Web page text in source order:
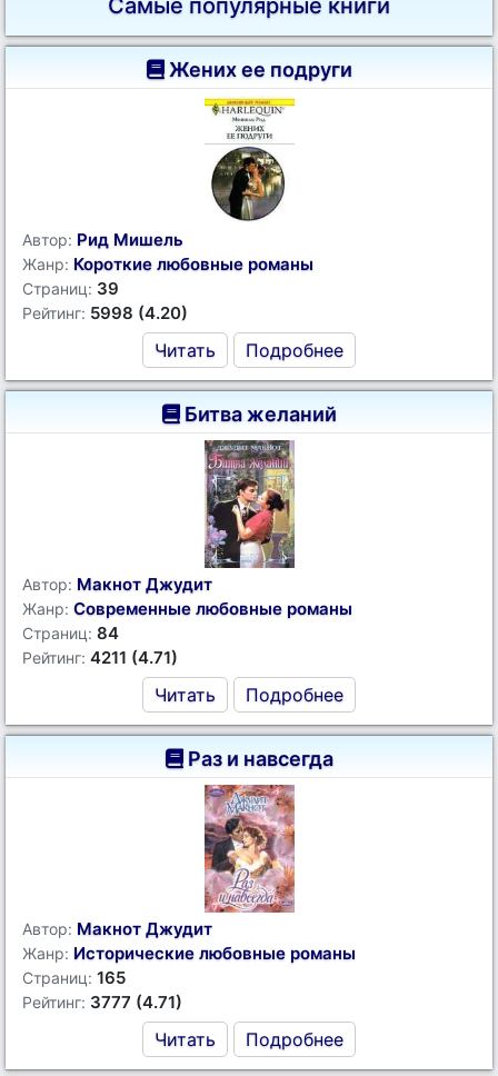
Самые популярные книги
Жених ее подруги
Автор: Рид Мишель
Жанр: Короткие любовные романы
Страниц: 39
Рейтинг: 5998 (4.20)
Читать Подробнее
Битва желаний
Автор: Макнот Джудит
Жанр: Современные любовные романы
Страниц: 84
Рейтинг: 4211 (4.71)
Читать Подробнее
Раз и навсегда
Автор: Макнот Джудит
Жанр: Исторические любовные романы
Страниц: 165
Рейтинг: 3777 (4.71)
Читать Подробнее